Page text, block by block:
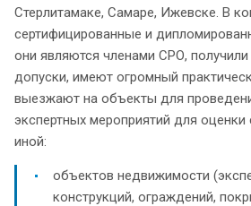
Стерлитамаке, Самаре, Ижевске. В
сертифицированные и
они являются членами СРО,
допуски, имеют огромный
выезжают на объекты для
экспертных мероприятий для
иной:
объектов недвижимости
конструкций, ограждений,